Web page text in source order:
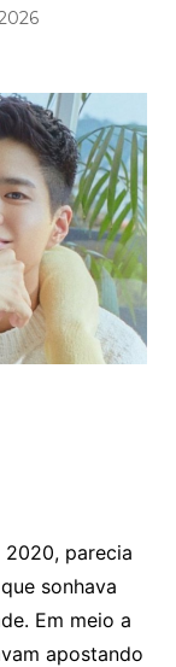
2020, parecia
sonhava
Em meio a
apostando